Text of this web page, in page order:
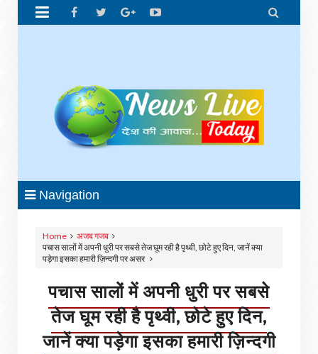
 
Navigation
Home
अजब गजब
पचास सालों में अपनी धुरी पर सबसे तेज घूम रही है पृथ्वी, छोटे हुए दिन, जानें क्या
पड़ेगा इसका हमारी ज़िन्दगी पर असर
पचास सालों में अपनी धुरी पर सबसे
तेज घूम रही है पृथ्वी, छोटे हुए दिन,
जानें क्या पड़ेगा इसका हमारी ज़िन्दगी